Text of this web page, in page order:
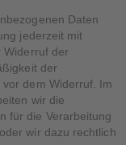
Daten
jederzeit mit
Widerruf der
der
dem Widerruf. Im
wir die
für die Verarbeitung
wir dazu rechtlich